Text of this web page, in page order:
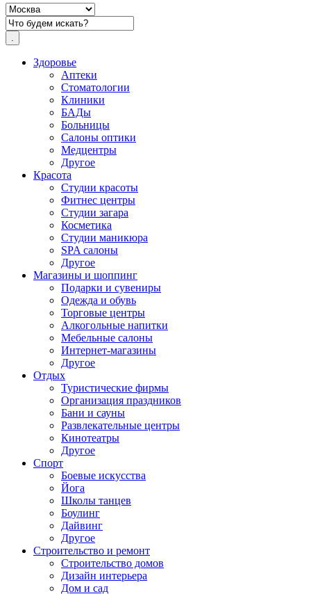
Здоровье
Аптеки
Стоматологии
Клиники
БАДы
Больницы
Салоны оптики
Медцентры
Другое
Красота
Студии красоты
Фитнес центры
Студии загара
Косметика
Студии маникюра
SPA салоны
Другое
Магазины и шоппинг
Подарки и сувениры
Одежда и обувь
Торговые центры
Алкогольные напитки
Мебельные салоны
Интернет-магазины
Другое
Отдых
Туристические фирмы
Организация праздников
Бани и сауны
Развлекательные центры
Кинотеатры
Другое
Спорт
Боевые искусства
Йога
Школы танцев
Боулинг
Дайвинг
Другое
Строительство и ремонт
Строительство домов
Дизайн интерьера
Дом и сад